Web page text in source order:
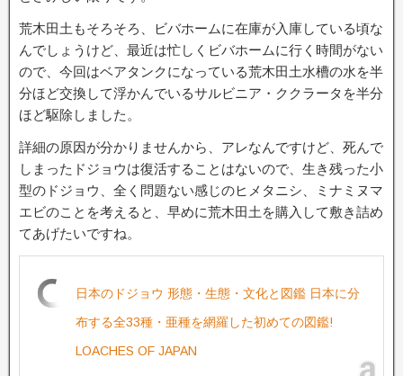
荒木田土もそろそろ、ビバホームに在庫が入庫している頃な
んでしょうけど、最近は忙しくビバホームに行く時間がない
ので、今回はベアタンクになっている荒木田土水槽の水を半
分ほど交換して浮かんでいるサルビニア・ククラータを半分
ほど駆除しました。
詳細の原因が分かりませんから、アレなんですけど、死んで
しまったドジョウは復活することはないので、生き残った小
型のドジョウ、全く問題ない感じのヒメタニシ、ミナミヌマ
エビのことを考えると、早めに荒木田土を購入して敷き詰め
てあげたいですね。
日本のドジョウ 形態・生態・文化と図鑑 日本に分
布する全33種・亜種を網羅した初めての図鑑!
LOACHES OF JAPAN